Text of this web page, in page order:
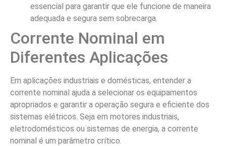
essencial para garantir que ele funcione de maneira
adequada e segura sem sobrecarga.
Corrente Nominal em
Diferentes Aplicações
Em aplicações industriais e domésticas, entender a
corrente nominal ajuda a selecionar os equipamentos
apropriados e garantir a operação segura e eficiente dos
sistemas elétricos. Seja em motores industriais,
eletrodomésticos ou sistemas de energia, a corrente
nominal é um parâmetro crítico.